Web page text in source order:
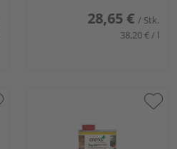
28,65 € / Stk.
38,20 € / l